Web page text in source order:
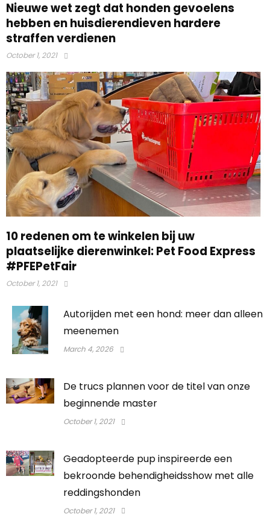
Nieuwe wet zegt dat honden gevoelens
hebben en huisdierendieven hardere
straffen verdienen
October 1, 2021
10 redenen om te winkelen bij uw
plaatselijke dierenwinkel: Pet Food Express
#PFEPetFair
October 1, 2021
Autorijden met een hond: meer dan alleen
meenemen
March 4, 2026
De trucs plannen voor de titel van onze
beginnende master
October 1, 2021
Geadopteerde pup inspireerde een
bekroonde behendigheidsshow met alle
reddingshonden
October 1, 2021